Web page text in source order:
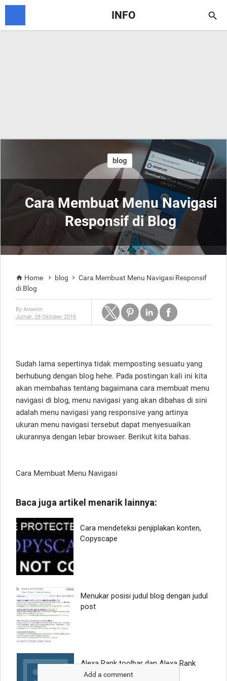
INFO 
Cara Membuat Menu Navigasi
Responsif di Blog
blog
 Home  blog  Cara Membuat Menu Navigasi Responsif
di Blog
By Anonim
Jumat, 28 Oktober 2016
Sudah lama sepertinya tidak memposting sesuatu yang
berhubung dengan blog hehe. Pada postingan kali ini kita
akan membahas tentang bagaimana cara membuat menu
navigasi di blog, menu navigasi yang akan dibahas di sini
adalah menu navigasi yang responsive yang artinya
ukuran menu navigasi tersebut dapat menyesuaikan
ukurannya dengan lebar browser. Berikut kita bahas.
Cara Membuat Menu Navigasi
Add a comment